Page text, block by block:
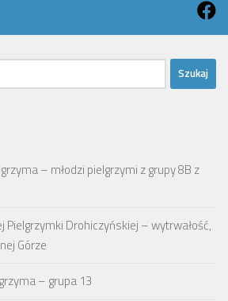
– młodzi pielgrzymi z grupy 8B z
Pielgrzymki Drohiczyńskiej – wytrwałość,
Górze
– grupa 13